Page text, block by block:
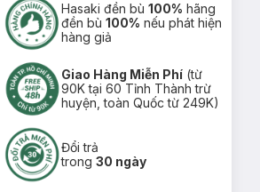
Hasaki đền bù100% hãng
đền bù100% nếu phát hiện
hàng giả
Giao Hàng Miễn Phí (từ
90K tại 60 Tỉnh Thành trừ
huyện, toàn Quốc từ 249K)
Đổi trả
trong30 ngày